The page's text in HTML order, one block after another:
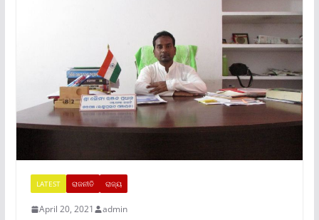
LATEST ରାଜନୀତି ରାଜ୍ୟ
April 20, 2021 admin